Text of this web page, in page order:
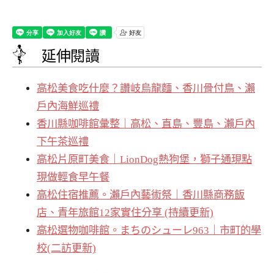
延伸閱讀
高松美食吃什麼？讚岐烏龍麵、香川骨付鳥、瀨
戶內海鮮巡禮
香川縣咖啡館彙整｜高松、直島、豐島、瀨戶內
下午茶巡禮
高松片原町美食｜LionDog熱狗堡，獅子通現點
現做輕食早午餐
高松住宿推薦。瀨戶內藝術祭｜香川縣商務飯
店、青年旅館12家實住分享 (持續更新)
高松選物咖啡館。まちのシューレ963｜市町的學
校(二訪更新)